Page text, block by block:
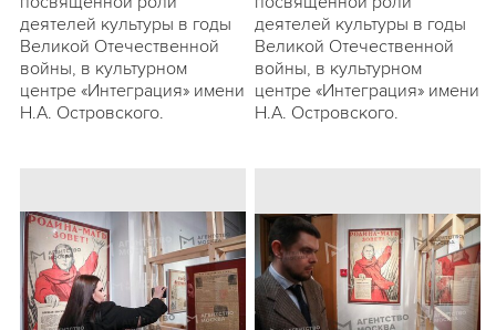
деятелей культуры в годы
Великой Отечественной
войны, в культурном
центре «Интеграция» имени
Н.А. Островского.
деятелей культуры в годы
Великой Отечественной
войны, в культурном
центре «Интеграция» имени
Н.А. Островского.